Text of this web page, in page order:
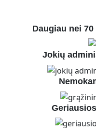
Daugiau nei
Jokių